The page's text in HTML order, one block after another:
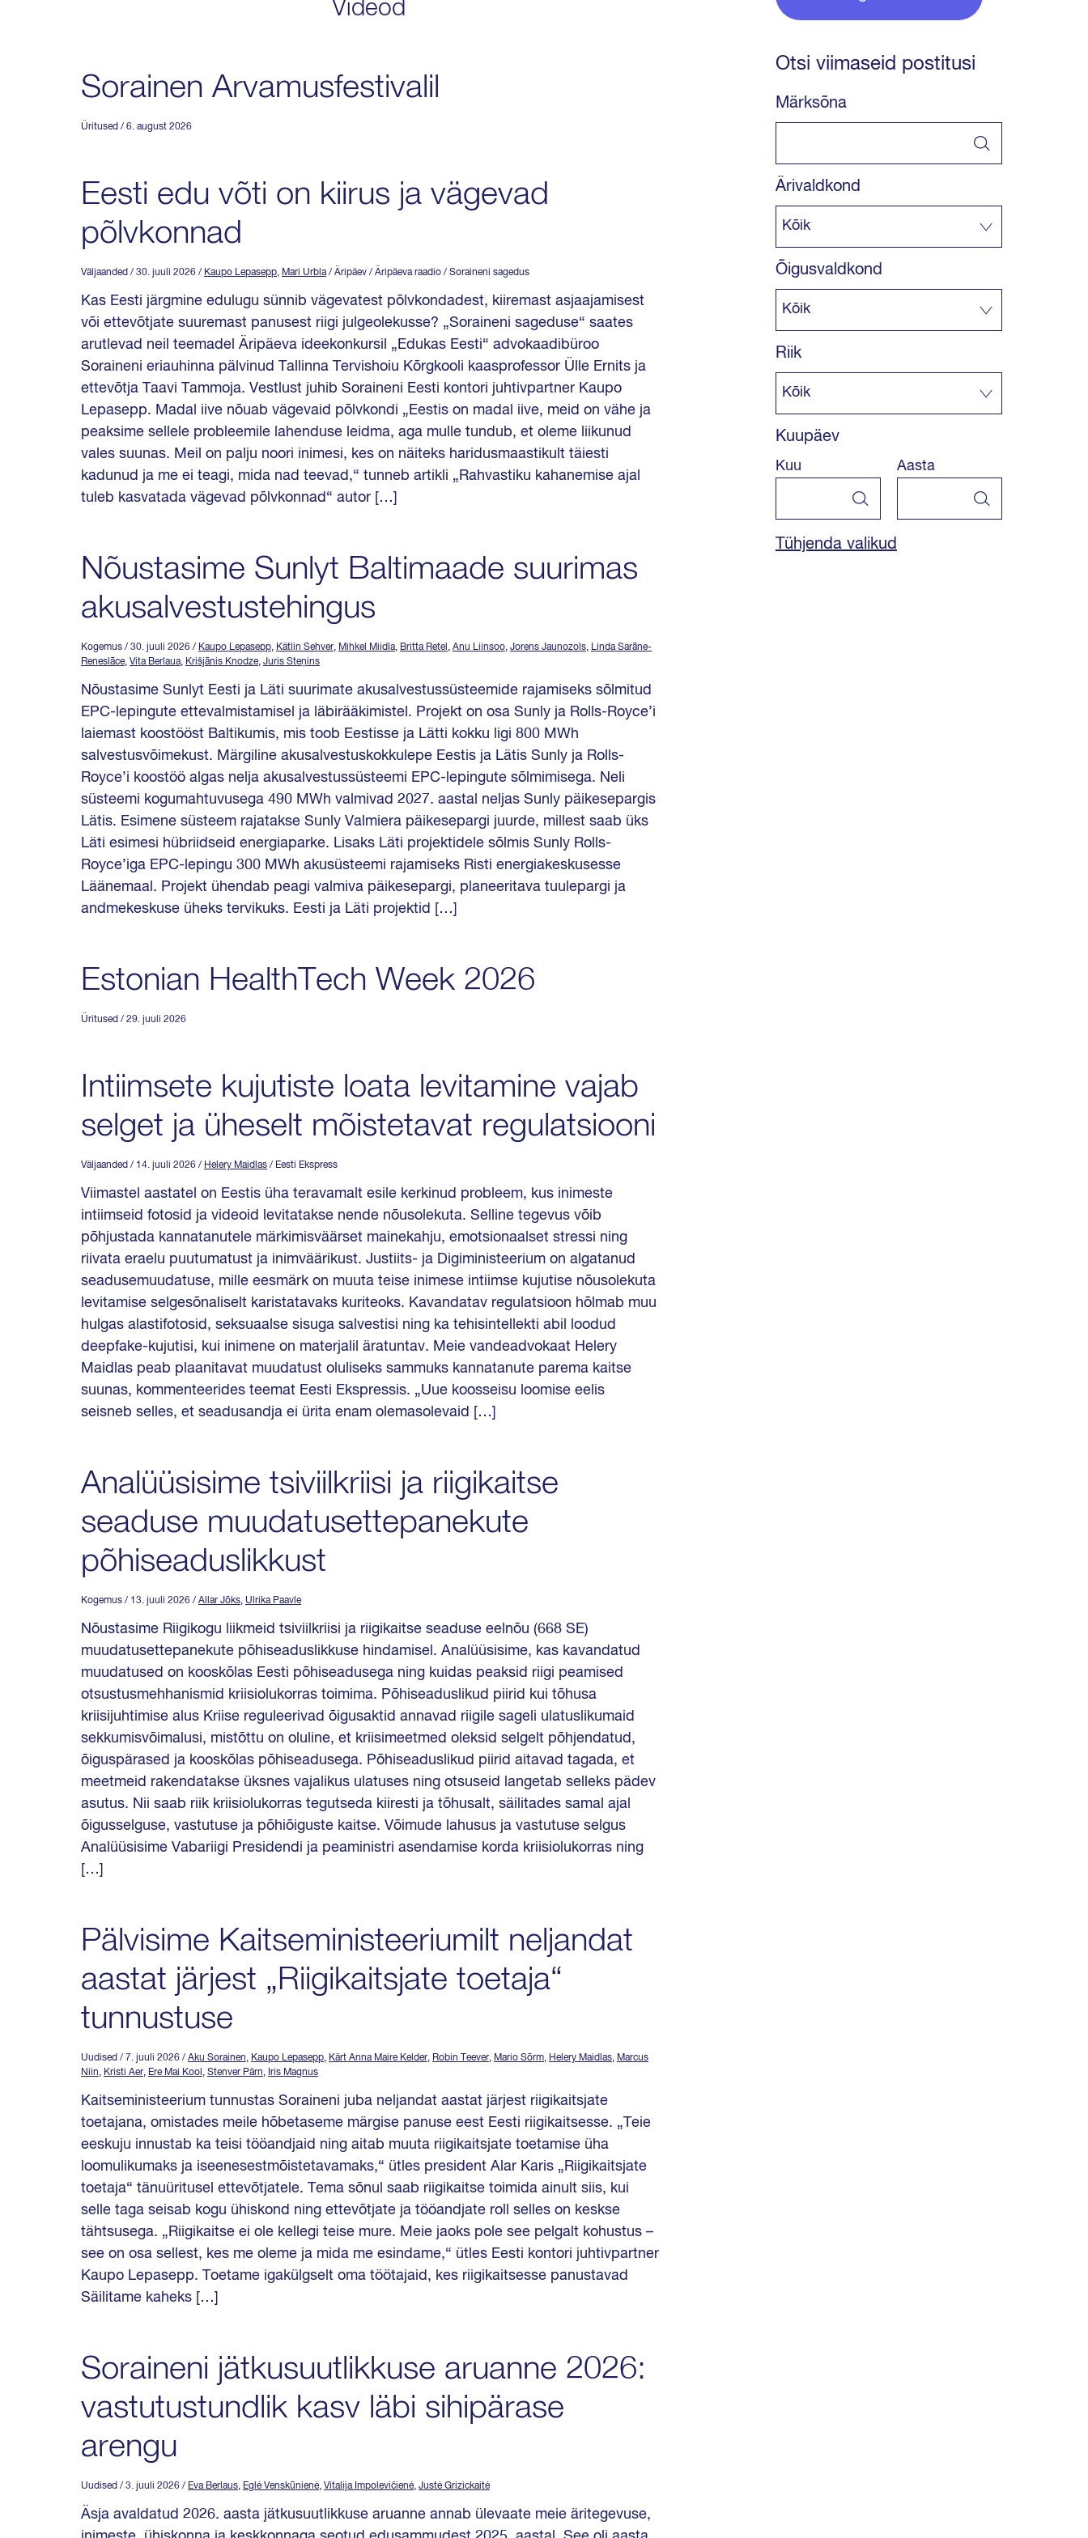
Videod
Sorainen Arvamusfestivalil
Üritused / 6. august 2026
Eesti edu võti on kiirus ja vägevad
põlvkonnad
Väljaanded / 30. juuli 2026 / Kaupo Lepasepp, Mari Urbla / Äripäev / Äripäeva raadio / Soraineni sagedus
Kas Eesti järgmine edulugu sünnib vägevatest põlvkondadest, kiiremast asjaajamisest
või ettevõtjate suuremast panusest riigi julgeolekusse? „Soraineni sageduse“ saates
arutlevad neil teemadel Äripäeva ideekonkursil „Edukas Eesti“ advokaadibüroo
Soraineni eriauhinna pälvinud Tallinna Tervishoiu Kõrgkooli kaasprofessor Ülle Ernits ja
ettevõtja Taavi Tammoja. Vestlust juhib Soraineni Eesti kontori juhtivpartner Kaupo
Lepasepp. Madal iive nõuab vägevaid põlvkondi „Eestis on madal iive, meid on vähe ja
peaksime sellele probleemile lahenduse leidma, aga mulle tundub, et oleme liikunud
vales suunas. Meil on palju noori inimesi, kes on näiteks haridusmaastikult täiesti
kadunud ja me ei teagi, mida nad teevad,“ tunneb artikli „Rahvastiku kahanemise ajal
tuleb kasvatada vägevad põlvkonnad“ autor […]
Nõustasime Sunlyt Baltimaade suurimas
akusalvestustehingus
Kogemus / 30. juuli 2026 / Kaupo Lepasepp, Kätlin Sehver, Mihkel Miidla, Britta Retel , Anu Liinsoo, Jorens Jaunozols, Linda Sarāne-
Reneslāce, Vita Berlaua, Krišjānis Knodze, Juris Steņins
Nõustasime Sunlyt Eesti ja Läti suurimate akusalvestussüsteemide rajamiseks sõlmitud
EPC-lepingute ettevalmistamisel ja läbirääkimistel. Projekt on osa Sunly ja Rolls-Royce’i
laiemast koostööst Baltikumis, mis toob Eestisse ja Lätti kokku ligi 800 MWh
salvestusvõimekust. Märgiline akusalvestuskokkulepe Eestis ja Lätis Sunly ja Rolls-
Royce’i koostöö algas nelja akusalvestussüsteemi EPC-lepingute sõlmimisega. Neli
süsteemi kogumahtuvusega 490 MWh valmivad 2027. aastal neljas Sunly päikesepargis
Lätis. Esimene süsteem rajatakse Sunly Valmiera päikesepargi juurde, millest saab üks
Läti esimesi hübriidseid energiaparke. Lisaks Läti projektidele sõlmis Sunly Rolls-
Royce’iga EPC-lepingu 300 MWh akusüsteemi rajamiseks Risti energiakeskusesse
Läänemaal. Projekt ühendab peagi valmiva päikesepargi, planeeritava tuulepargi ja
andmekeskuse üheks tervikuks. Eesti ja Läti projektid […]
Estonian HealthTech Week 2026
Üritused / 29. juuli 2026
Intiimsete kujutiste loata levitamine vajab
selget ja üheselt mõistetavat regulatsiooni
Väljaanded / 14. juuli 2026 / Helery Maidlas / Eesti Ekspress
Viimastel aastatel on Eestis üha teravamalt esile kerkinud probleem, kus inimeste
intiimseid fotosid ja videoid levitatakse nende nõusolekuta. Selline tegevus võib
põhjustada kannatanutele märkimisväärset mainekahju, emotsionaalset stressi ning
riivata eraelu puutumatust ja inimväärikust. Justiits- ja Digiministeerium on algatanud
seadusemuudatuse, mille eesmärk on muuta teise inimese intiimse kujutise nõusolekuta
levitamise selgesõnaliselt karistatavaks kuriteoks. Kavandatav regulatsioon hõlmab muu
hulgas alastifotosid, seksuaalse sisuga salvestisi ning ka tehisintellekti abil loodud
deepfake-kujutisi, kui inimene on materjalil äratuntav. Meie vandeadvokaat Helery
Maidlas peab plaanitavat muudatust oluliseks sammuks kannatanute parema kaitse
suunas, kommenteerides teemat Eesti Ekspressis. „Uue koosseisu loomise eelis
seisneb selles, et seadusandja ei ürita enam olemasolevaid […]
Analüüsisime tsiviilkriisi ja riigikaitse
seaduse muudatusettepanekute
põhiseaduslikkust
Kogemus / 13. juuli 2026 / Allar Jõks, Ulrika Paavle
Nõustasime Riigikogu liikmeid tsiviilkriisi ja riigikaitse seaduse eelnõu (668 SE)
muudatusettepanekute põhiseaduslikkuse hindamisel. Analüüsisime, kas kavandatud
muudatused on kooskõlas Eesti põhiseadusega ning kuidas peaksid riigi peamised
otsustusmehhanismid kriisiolukorras toimima. Põhiseaduslikud piirid kui tõhusa
kriisijuhtimise alus Kriise reguleerivad õigusaktid annavad riigile sageli ulatuslikumaid
sekkumisvõimalusi, mistõttu on oluline, et kriisimeetmed oleksid selgelt põhjendatud,
õiguspärased ja kooskõlas põhiseadusega. Põhiseaduslikud piirid aitavad tagada, et
meetmeid rakendatakse üksnes vajalikus ulatuses ning otsuseid langetab selleks pädev
asutus. Nii saab riik kriisiolukorras tegutseda kiiresti ja tõhusalt, säilitades samal ajal
õigusselguse, vastutuse ja põhiõiguste kaitse. Võimude lahusus ja vastutuse selgus
Analüüsisime Vabariigi Presidendi ja peaministri asendamise korda kriisiolukorras ning
[…]
Pälvisime Kaitseministeeriumilt neljandat
aastat järjest „Riigikaitsjate toetaja“
tunnustuse
Uudised / 7. juuli 2026 / Aku Sorainen, Kaupo Lepasepp, Kärt Anna Maire Kelder, Robin Teever, Mario Sõrm, Helery Maidlas, Marcus
Niin, Kristi Aer, Ere Mai Kool , Stenver Pärn, Iris Magnus
Kaitseministeerium tunnustas Soraineni juba neljandat aastat järjest riigikaitsjate
toetajana, omistades meile hõbetaseme märgise panuse eest Eesti riigikaitsesse. „Teie
eeskuju innustab ka teisi tööandjaid ning aitab muuta riigikaitsjate toetamise üha
loomulikumaks ja iseenesestmõistetavamaks,“ ütles president Alar Karis „Riigikaitsjate
toetaja“ tänuüritusel ettevõtjatele. Tema sõnul saab riigikaitse toimida ainult siis, kui
selle taga seisab kogu ühiskond ning ettevõtjate ja tööandjate roll selles on keskse
tähtsusega. „Riigikaitse ei ole kellegi teise mure. Meie jaoks pole see pelgalt kohustus –
see on osa sellest, kes me oleme ja mida me esindame,“ ütles Eesti kontori juhtivpartner
Kaupo Lepasepp. Toetame igakülgselt oma töötajaid, kes riigikaitsesse panustavad
Säilitame kaheks […]
Soraineni jätkusuutlikkuse aruanne 2026:
vastutustundlik kasv läbi sihipärase
arengu
Uudised / 3. juuli 2026 / Eva Berlaus, Eglė Venskūnienė, Vitalija Impolevičienė, Justė Grizickaitė
Äsja avaldatud 2026. aasta jätkusuutlikkuse aruanne annab ülevaate meie äritegevuse,
Otsi viimaseid postitusi
Märksõna
Ärivaldkond
Õigusvaldkond
Riik
Kuupäev
Kuu Aasta
Tühjenda valikud